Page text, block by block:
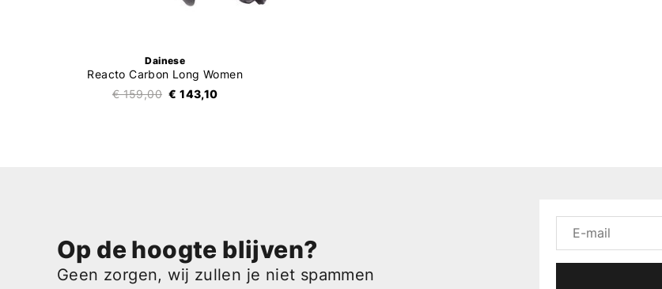
Dainese
Reacto Carbon Long Women
€ 159,00 € 143,10
Op de hoogte blijven?
Geen zorgen, wij zullen je niet spammen